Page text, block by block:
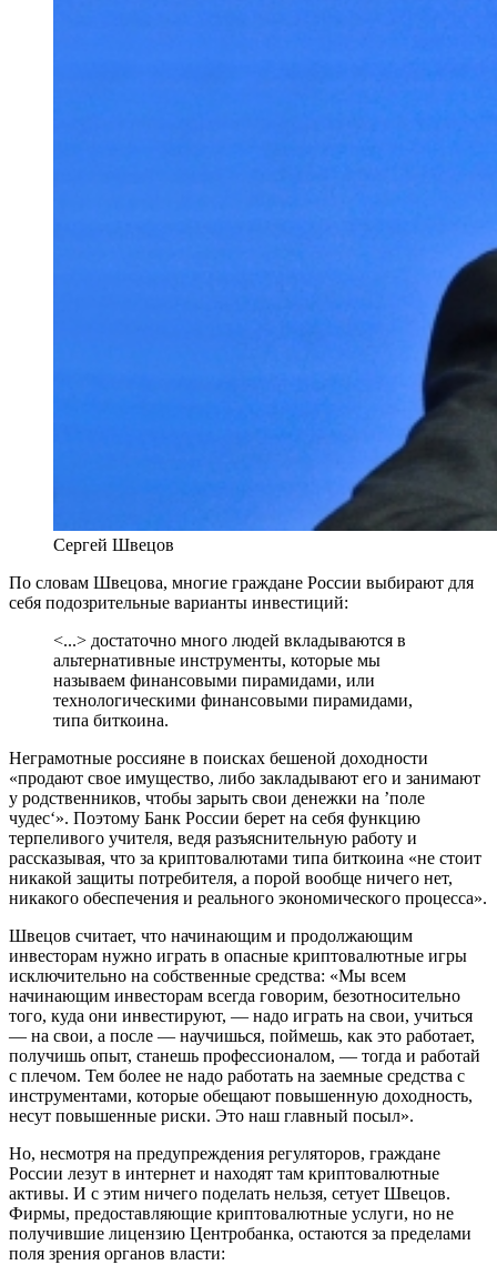
Сергей Швецов
По словам Швецова, многие граждане России выбирают для
себя подозрительные варианты инвестиций:
<...> достаточно много людей вкладываются в
альтернативные инструменты, которые мы
называем финансовыми пирамидами, или
технологическими финансовыми пирамидами,
типа биткоина.
Неграмотные россияне в поисках бешеной доходности
«продают свое имущество, либо закладывают его и занимают
у родственников, чтобы зарыть свои денежки на ’поле
чудес‘». Поэтому Банк России берет на себя функцию
терпеливого учителя, ведя разъяснительную работу и
рассказывая, что за криптовалютами типа биткоина «не стоит
никакой защиты потребителя, а порой вообще ничего нет,
никакого обеспечения и реального экономического процесса».
Швецов считает, что начинающим и продолжающим
инвесторам нужно играть в опасные криптовалютные игры
исключительно на собственные средства: «Мы всем
начинающим инвесторам всегда говорим, безотносительно
того, куда они инвестируют, — надо играть на свои, учиться
— на свои, а после — научишься, поймешь, как это работает,
получишь опыт, станешь профессионалом, — тогда и работай
с плечом. Тем более не надо работать на заемные средства с
инструментами, которые обещают повышенную доходность,
несут повышенные риски. Это наш главный посыл».
Но, несмотря на предупреждения регуляторов, граждане
России лезут в интернет и находят там криптовалютные
активы. И с этим ничего поделать нельзя, сетует Швецов.
Фирмы, предоставляющие криптовалютные услуги, но не
получившие лицензию Центробанка, остаются за пределами
поля зрения органов власти: